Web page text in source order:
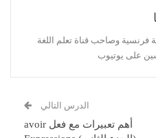
فرنسية وصاحب قناة تعلم اللغة
على يوتيوب
الدرس التالي
أهم تعبيرات مع فعل avoir